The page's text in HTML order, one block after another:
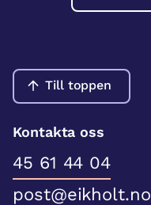
Till toppen
Kontakta oss
45 61 44 04
post@eikholt.no